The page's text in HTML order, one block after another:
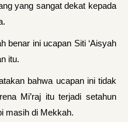
yang sangat dekat kepada
benar ini ucapan Siti ‘Aisyah
itu.
bahwa ucapan ini tidak
Mi’raj itu terjadi setahun
masih di Mekkah.